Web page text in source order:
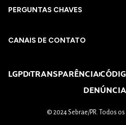
PERGUNTAS CHAVES​
CANAIS DE CONTATO
LGPDTRANSPARÊNCIA
DENÚNCIA
© 2024 Sebrae/PR. Todos